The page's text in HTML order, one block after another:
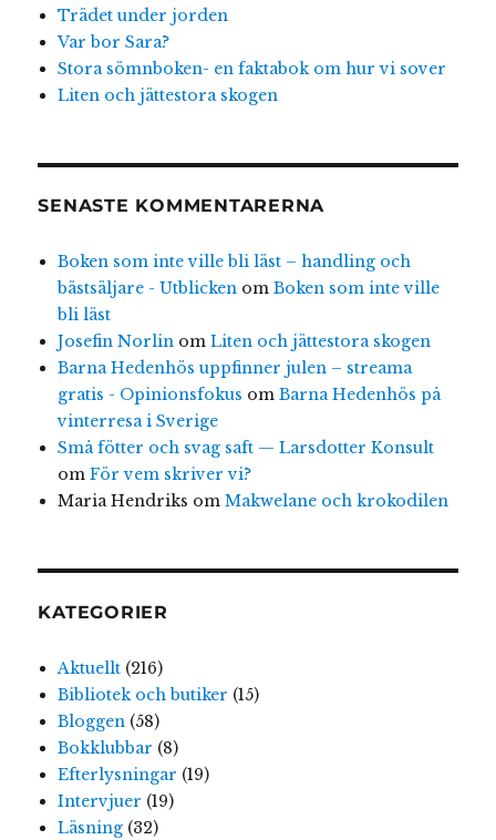
Trädet under jorden
Var bor Sara?
Stora sömnboken- en faktabok om hur vi sover
Liten och jättestora skogen
SENASTE KOMMENTARERNA
Boken som inte ville bli läst – handling och
bästsäljare - Utblickenom Boken som inte ville
bli läst
Josefin Norlinom Liten och jättestora skogen
Barna Hedenhös uppfinner julen – streama
gratis - Opinionsfokus om Barna Hedenhös på
vinterresa i Sverige
Små fötter och svag saft — Larsdotter Konsult
om För vem skriver vi?
Maria Hendriks om Makwelane och krokodilen
KATEGORIER
Aktuellt(216)
Bibliotek och butiker (15)
Bloggen(58)
Bokklubbar (8)
Efterlysningar (19)
Intervjuer (19)
Läsning(32)